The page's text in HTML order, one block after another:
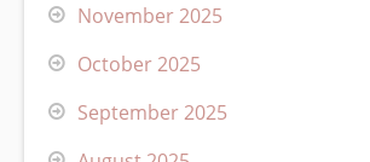
November 2025
October 2025
September 2025